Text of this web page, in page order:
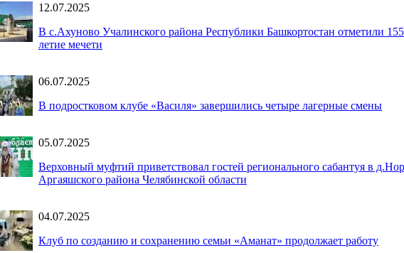
12.07.2025
В с.Ахуново Учалинского района Республики Башкортостан отметили
летие мечети
06.07.2025
В подростковом клубе «Василя» завершились четыре лагерные смены
05.07.2025
Верховный муфтий приветствовал гостей регионального сабантуя в
Аргаяшского района Челябинской области
04.07.2025
Клуб по созданию и сохранению семьи «Аманат» продолжает работу